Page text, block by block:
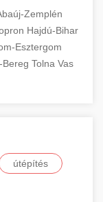
Zemplén
Hajdú-Bihar
Esztergom
Bereg Tolna Vas
útépítés